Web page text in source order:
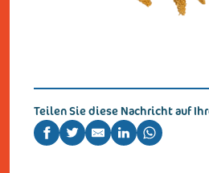
Teilen Sie diese Nachricht auf